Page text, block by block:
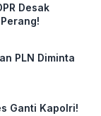
Desak
PLN Diminta
Ganti Kapolri!